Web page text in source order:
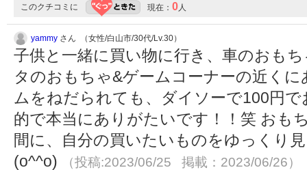
このクチコミに 現在： 0人
yammy さん （女性/白山市/30代/Lv.30）
子供と一緒に買い物に行き、車のおも
タのおもちゃ&ゲームコーナーの近く
ムをねだられても、ダイソーで100円
的で本当にありがたいです！！笑 おも
間に、自分の買いたいものをゆっくり
(o^^o)
（投稿:2023/06/25 掲載：2023/06/26）